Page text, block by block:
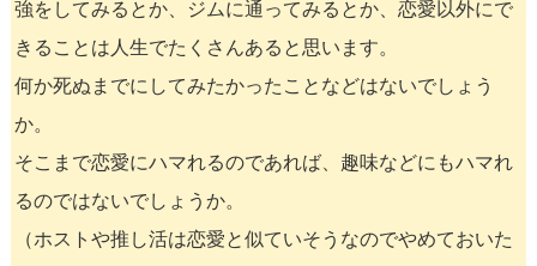
強をしてみるとか、ジムに通ってみるとか、恋愛以外にで
きることは人生でたくさんあると思います。
何か死ぬまでにしてみたかったことなどはないでしょう
か。
そこまで恋愛にハマれるのであれば、趣味などにもハマれ
るのではないでしょうか。
（ホストや推し活は恋愛と似ていそうなのでやめておいた